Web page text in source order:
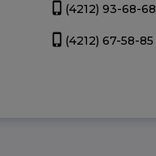
(4212) 93-68-68
(4212) 67-58-85